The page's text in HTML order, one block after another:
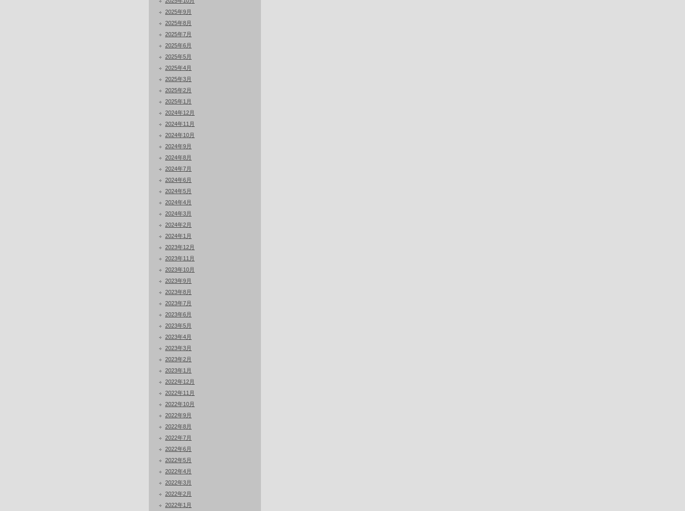
2025年9月
2025年8月
2025年7月
2025年6月
2025年5月
2025年4月
2025年3月
2025年2月
2025年1月
2024年12月
2024年11月
2024年10月
2024年9月
2024年8月
2024年7月
2024年6月
2024年5月
2024年4月
2024年3月
2024年2月
2024年1月
2023年12月
2023年11月
2023年10月
2023年9月
2023年8月
2023年7月
2023年6月
2023年5月
2023年4月
2023年3月
2023年2月
2023年1月
2022年12月
2022年11月
2022年10月
2022年9月
2022年8月
2022年7月
2022年6月
2022年5月
2022年4月
2022年3月
2022年2月
2022年1月